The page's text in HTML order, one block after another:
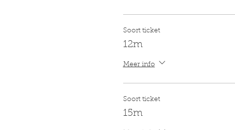
Soort ticket
12m
Meer info
Soort ticket
15m